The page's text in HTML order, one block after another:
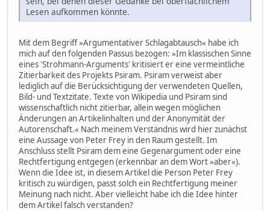
Lesen aufkommen könnte.
Mit dem Begriff »Argumentativer Schlagabtausch« habe ich
mich auf den folgenden Passus bezogen: »Im klassischen Sinne
eines 'Strohmann-Arguments' kritisiert er eine vermeintliche
Zitierbarkeit des Projekts Psiram. Psiram verweist aber
lediglich auf die Berücksichtigung der verwendeten Quellen,
Bild- und Textzitate. Texte von Wikipedia und Psiram sind
wissenschaftlich nicht zitierbar, allein wegen möglichen
Änderungen an Artikelinhalten und der Anonymität der
Autorenschaft.« Nach meinem Verständnis wird hier zunächst
eine Aussage von Peter Frey in den Raum gestellt. Im
Anschluss stellt Psiram dem eine Gegenargument oder eine
Rechtfertigung entgegen (erkennbar an dem Wort »aber«).
Wenn die Idee ist, in diesem Artikel die Person Peter Frey
kritisch zu würdigen, passt solch ein Rechtfertigung meiner
Meinung nach nicht. Aber vielleicht habe ich die Idee hinter
dem Artikel falsch verstanden?